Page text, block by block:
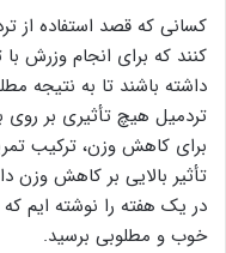
کسانی که قصد استفاده از
کنند که برای انجام وزرش
داشته باشند تا به نتیجه
تردمیل هیچ تأثیری بر روی
برای کاهش وزن، ترکیب
تأثیر بالایی بر کاهش وزن
در یک هفته را نوشته ایم که
خوب و مطلوبی برسید.